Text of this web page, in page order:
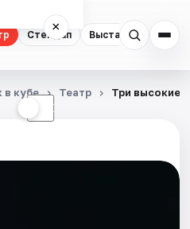
Стендап Выставки
×
☾
в кубе Театр Три высокие